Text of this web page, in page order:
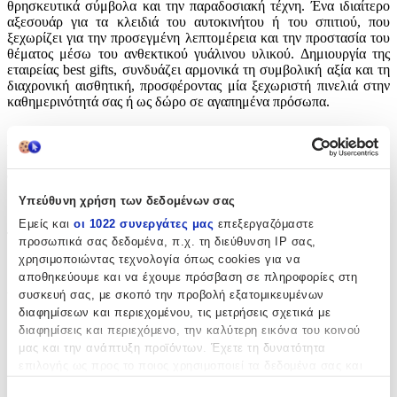
Υπεύθυνη χρήση των δεδομένων σας
Εμείς και οι 1022 συνεργάτες μας επεξεργαζόμαστε
προσωπικά σας δεδομένα, π.χ. τη διεύθυνση IP σας,
χρησιμοποιώντας τεχνολογία όπως cookies για να
αποθηκεύουμε και να έχουμε πρόσβαση σε πληροφορίες στη
συσκευή σας, με σκοπό την προβολή εξατομικευμένων
διαφημίσεων και περιεχομένου, τις μετρήσεις σχετικά με
διαφημίσεις και περιεχόμενο, την καλύτερη εικόνα του κοινού
μας και την ανάπτυξη προϊόντων. Έχετε τη δυνατότητα
θρησκευτικά σύμβολα και την παραδοσιακή τέχνη. Ένα ιδιαίτερο
αξεσουάρ για τα κλειδιά του αυτοκινήτου ή του σπιτιού, που
ξεχωρίζει για την προσεγμένη λεπτομέρεια και την προστασία του
θέματος μέσω του ανθεκτικού γυάλινου υλικού. Δημιουργία της
εταιρείας best gifts, συνδυάζει αρμονικά τη συμβολική αξία και τη
διαχρονική αισθητική, προσφέροντας μία ξεχωριστή πινελιά στην
καθημερινότητά σας ή ως δώρο σε αγαπημένα πρόσωπα.
Χαρακτηριστικά
Αυτοκίνητα
Τύπος:
Μπρελόκ
Υλικό:
Γυάλινο
με Led